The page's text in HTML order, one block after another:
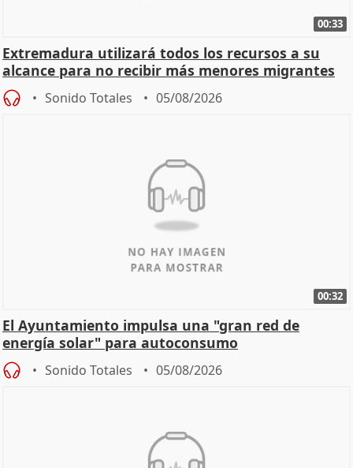
00:33
Extremadura utilizará todos los recursos a su
alcance para no recibir más menores migrantes
Sonido Totales 05/08/2026
00:32
El Ayuntamiento impulsa una "gran red de
energía solar" para autoconsumo
Sonido Totales 05/08/2026